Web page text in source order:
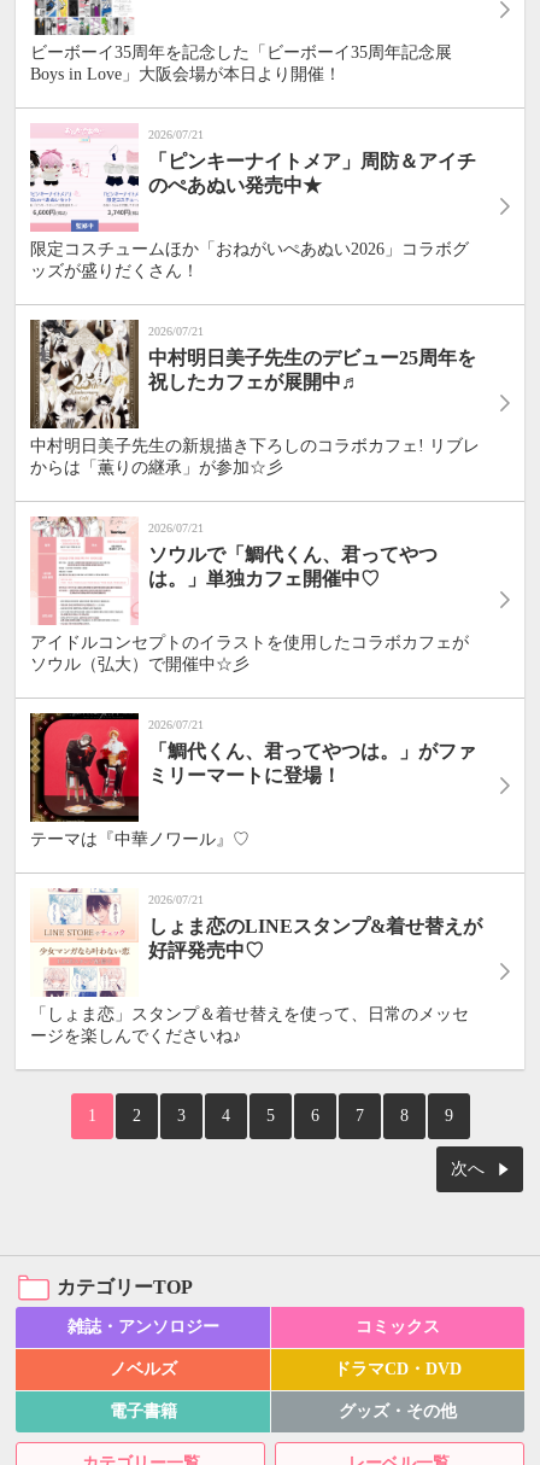
ビーボーイ35周年を記念した「ビーボーイ35周年記念展
Boys in Love」大阪会場が本日より開催！
2026/07/21
「ピンキーナイトメア」周防＆アイチ
のぺあぬい発売中★
限定コスチュームほか「おねがいぺあぬい2026」コラボグ
ッズが盛りだくさん！
2026/07/21
中村明日美子先生のデビュー25周年を
祝したカフェが展開中♬
中村明日美子先生の新規描き下ろしのコラボカフェ! リブレ
からは「薫りの継承」が参加☆彡
2026/07/21
ソウルで「鯛代くん、君ってやつ
は。」単独カフェ開催中♡
アイドルコンセプトのイラストを使用したコラボカフェが
ソウル（弘大）で開催中☆彡
2026/07/21
「鯛代くん、君ってやつは。」がファ
ミリーマートに登場！
テーマは『中華ノワール』♡
2026/07/21
しょま恋のLINEスタンプ&着せ替えが
好評発売中♡
「しょま恋」スタンプ＆着せ替えを使って、日常のメッセ
ージを楽しんでくださいね♪
1 2 3 4 5 6 7 8 9
次へ
カテゴリーTOP
雑誌・アンソロジー コミックス
ノベルズ ドラマCD・DVD
電子書籍 グッズ・その他